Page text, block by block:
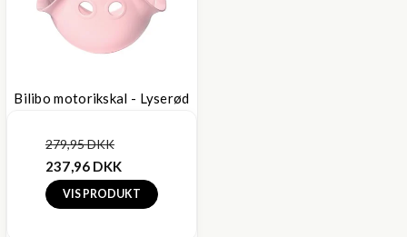
Bilibo motorikskal - Lyserød
279,95 DKK
237,96 DKK
VIS PRODUKT